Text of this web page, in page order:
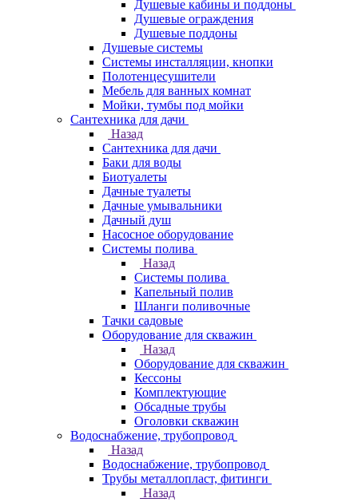
Душевые кабины и поддоны
Душевые ограждения
Душевые поддоны
Душевые системы
Системы инсталляции, кнопки
Полотенцесушители
Мебель для ванных комнат
Мойки, тумбы под мойки
Сантехника для дачи
Назад
Сантехника для дачи
Баки для воды
Биотуалеты
Дачные туалеты
Дачные умывальники
Дачный душ
Насосное оборудование
Системы полива
Назад
Системы полива
Капельный полив
Шланги поливочные
Тачки садовые
Оборудование для скважин
Назад
Оборудование для скважин
Кессоны
Комплектующие
Обсадные трубы
Оголовки скважин
Водоснабжение, трубопровод
Назад
Водоснабжение, трубопровод
Трубы металлопласт, фитинги
Назад